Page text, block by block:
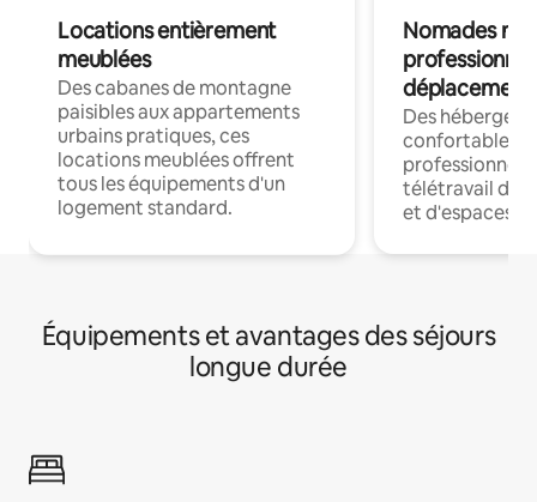
Locations entièrement
meublées
Des cabanes de montagne
paisibles aux appartements
urbains pratiques, ces
locations meublées offrent
tous les équipements d'un
logement standard.
Nomades
déplacement
Des
confortables
professionnels
télétravail
et d'espaces
Équipements et avantages des séjours
longue durée